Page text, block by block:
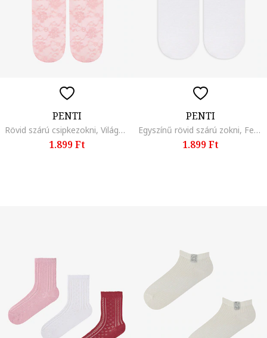
PENTI
Rövid szárú csipkezokni, Világos rózsaszín,
1.899 Ft
PENTI
Egyszínű rövid szárú zokni, Fehér,
1.899 Ft